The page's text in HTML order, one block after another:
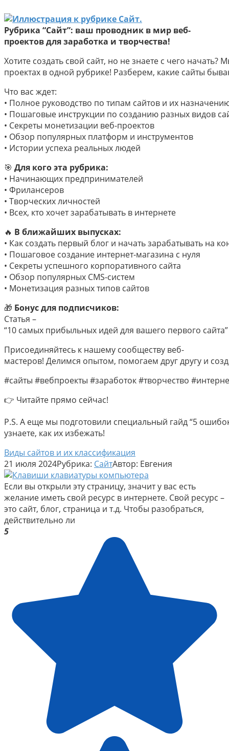
Рубрика “Сайт”: ваш проводник в мир веб-
проектовдлязаработка и творчества!
Хотите создать свой сайт, но незнаете с чего начать?
проектах в одной рубрике! Разберем, какие сайты
Что вас ждет:
• Полное руководство по типам сайтов и их
• Пошаговые инструкции по созданию разных видов
• Секреты монетизации веб-проектов
• Обзор популярных платформ и инструментов
• Истории успеха реальныхлюдей
🎯 Для когоэта рубрика:
• Начинающих предпринимателей
• Фрилансеров
• Творческихличностей
• Всех, кто хочетзарабатывать в интернете
🔥 В ближайших выпусках:
• Как создать первый блог и начатьзарабатывать на
• Пошаговое создание интернет-магазина с нуля
• Секреты успешного корпоративного сайта
• Обзор популярных CMS-систем
• Монетизация разныхтипов сайтов
🎁 Бонусдля подписчиков:
Статья –
“10 самых прибыльных идей для вашего первого сайта”
Присоединяйтесь к нашему сообществу веб-
мастеров! Делимся опытом, помогаем другдругу и
#сайты #вебпроекты #заработок#творчество
👉 Читайте прямо сейчас!
P.S. А еще мы подготовили специальный гайд“5
узнаете, как их избежать!
Виды сайтов и их классификация
21 июля 2024Рубрика: СайтАвтор: Евгения
Если вы открыли эту страницу, значит у вас есть
желание иметь свой ресурс в интернете. Свой ресурс –
это сайт, блог, страница и т.д. Чтобы разобраться,
действительно ли
5